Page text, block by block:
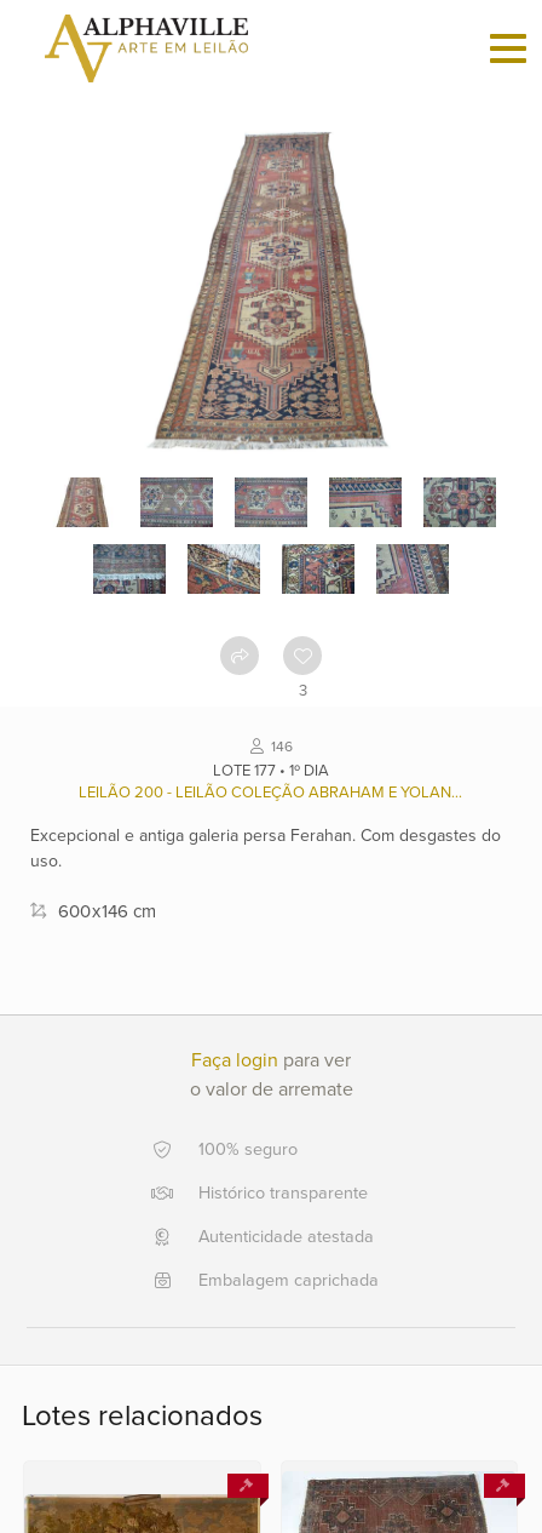
Criar
login
Home
Vender
Sobre
Como
funciona
Contato
catálogo
Leilões
Ajuda?
+55
21
2553
+55
3
146
LOTE 177 • 1º DIA
LEILÃO 200 - LEILÃO COLEÇÃO ABRAHAM E YOLANDA DE HOND (1927/2022), E OUTROS.
Excepcional e antiga galeria persa Ferahan. Com desgastes do
uso.
600x146 cm
Faça login para ver
o valor de arremate
100% seguro
Histórico transparente
Autenticidade atestada
Embalagem caprichada
Lotes relacionados